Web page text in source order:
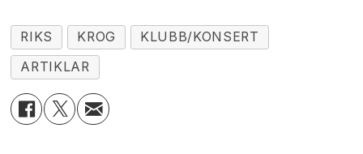
RIKS KROG
KLUBB/KONSERT
ARTIKLAR